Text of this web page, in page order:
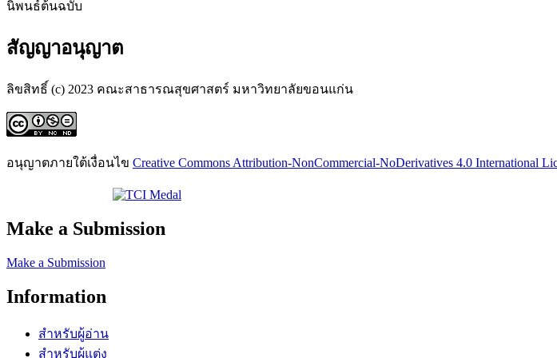
นิพนธ์ต้นฉบับ
สัญญาอนุญาต
ลิขสิทธิ์ (c) 2023 คณะสาธารณสุขศาสตร์ มหาวิทยาลัยขอนแก่น
อนุญาตภายใต้เงื่อนไข Creative Commons Attribution-NonCommercial-NoDerivatives 4.0 International
Make a Submission
Make a Submission
Information
สำหรับผู้อ่าน
สำหรับผู้แต่ง